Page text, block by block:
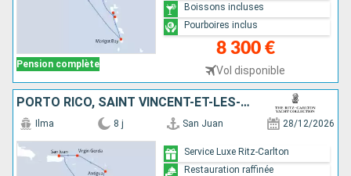
Pension complète
8 300 €
Vol disponible
Boissons incluses
Pourboires inclus
PORTO RICO, SAINT VINCENT-ET-LES-GRENADINES, SAINTE-LUCIE, ANTIGUA-ET-BARBUDA, VIRGIN GORDA
Ilma 8 j San Juan 28/12/2026
Service Luxe Ritz-Carlton
Restauration raffinée